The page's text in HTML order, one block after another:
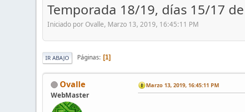
Temporada 18/19, días 15/17
Iniciado por Ovalle, Marzo 13, 2019, 16:45:11 PM
IR ABAJO Páginas 1
Ovalle
WebMaster
Marzo 13, 2019, 16:45:11 PM